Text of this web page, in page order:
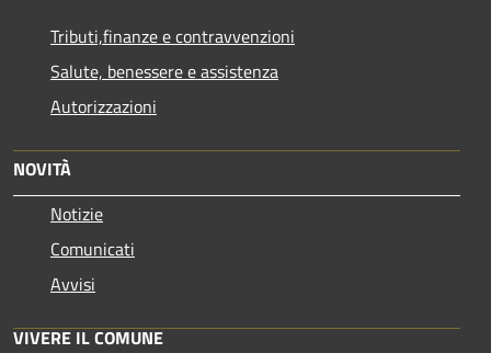
Tributi,finanze e contravvenzioni
Salute, benessere e assistenza
Autorizzazioni
NOVITÀ
Notizie
Comunicati
Avvisi
VIVERE IL COMUNE